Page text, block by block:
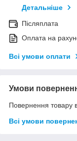
Детальніше
Післяплата
Оплата на
Всі умови оплати
Умови
Повернення товару
Всі умови